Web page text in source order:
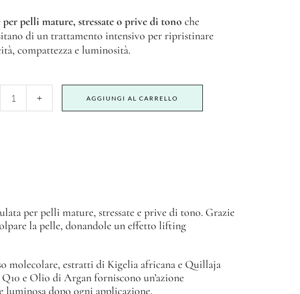
per pelli mature, stressate o prive di tono che
di un trattamento intensivo per ripristinare
compattezza e luminosità.
AGGIUNGI AL CARRELLO
per pelli mature, stressate e prive di tono. Grazie
la pelle, donandole un effetto lifting
molecolare, estratti di Kigelia africana e Quillaja
e Olio di Argan forniscono un’azione
luminosa dopo ogni applicazione.